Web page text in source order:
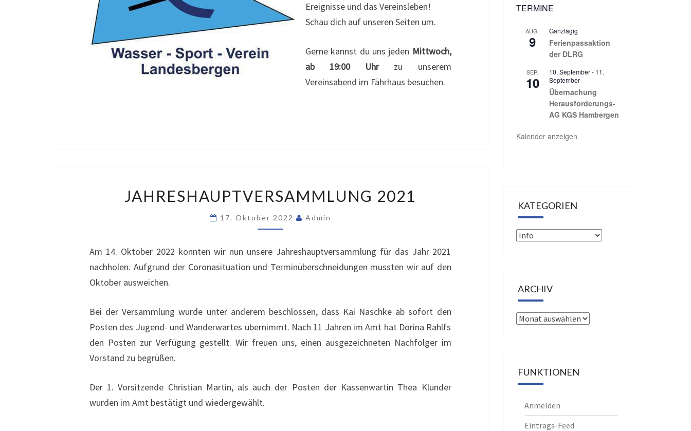
Ereignisse und das Vereinsleben!
Schau dich auf unseren Seiten um.
Gerne kannst du uns jeden Mittwoch,
ab 19:00 Uhrzu unserem
Vereinsabend im Fährhaus besuchen.
2021
JAHRESHAUPTVERSAMMLUNG 2021
17. Oktober 2022 Admin
Am 14. Oktober 2022 konnten wir nun unsere Jahreshauptversammlung für das Jahr 2021
nachholen. Aufgrund der Coronasituation und Terminüberschneidungen mussten wir auf den
Oktober ausweichen.
Bei der Versammlung wurde unter anderem beschlossen, dass Kai Naschke ab sofort den
Posten des Jugend- und Wanderwartes übernimmt. Nach 11 Jahren im Amt hat Dorina Rahlfs
den Posten zur Verfügung gestellt. Wir freuen uns, einen ausgezeichneten Nachfolger im
Vorstand zu begrüßen.
Der 1. Vorsitzende Christian Martin, als auch der Posten der Kassenwartin Thea Klünder
wurden im Amt bestätigt und wiedergewählt.
TERMINE
AUG.
9
Ganztägig
Ferienpassaktion
der DLRG
SEP.
10
10. September- 11.
September
Übernachung
Herausforderungs-
AG KGS Hambergen
Kalender anzeigen
KATEGORIEN
Kategorien
ARCHIV
Archiv
FUNKTIONEN
Anmelden
Eintrags-Feed